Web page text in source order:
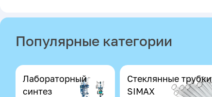
Популярные категории
Лабораторный
синтез
Стеклянные трубки
SIMAX